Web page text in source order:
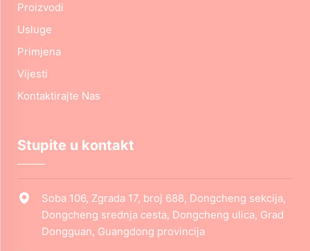
Proizvodi
Usluge
Primjena
Vijesti
Kontaktirajte Nas
Stupite u kontakt
Soba 106, Zgrada 17, broj 688, Dongcheng sekcija,
Dongcheng srednja cesta, Dongcheng ulica, Grad
Dongguan, Guangdong provincija